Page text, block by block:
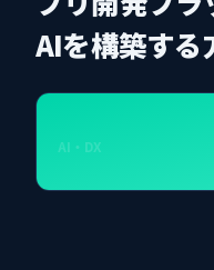
AIを構築する
AI・DX